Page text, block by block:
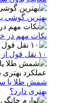
بهترین گوشی
نکات مهم در
۱۰ نقل قول از بزرگترین معامله‌گران تاریخ که باید بخوانید
شمش طلا یا
بهتری دارد؟